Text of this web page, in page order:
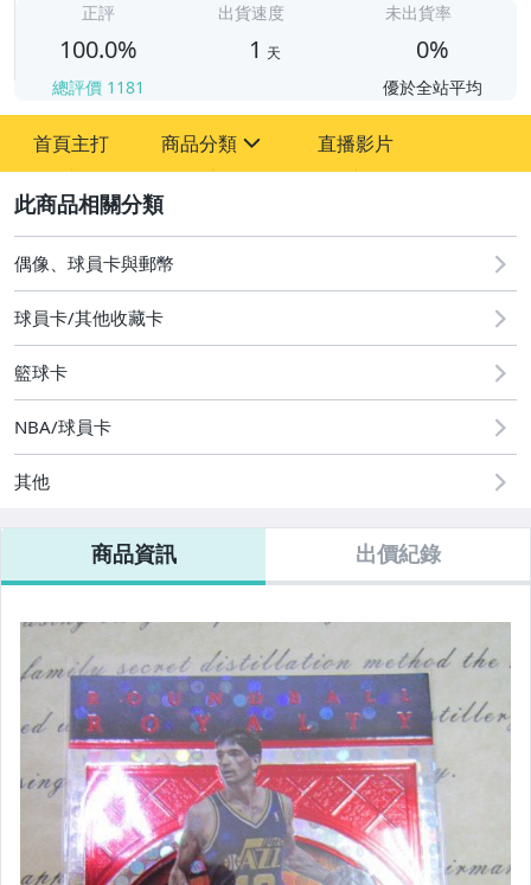
正評
100.0%
總評價 1181
出貨速度
1 天
未出貨率
0%
優於全站平均
首頁主打 商品分類
偶像、球員卡與郵幣
直播影片
偶像、球員卡與郵幣
球員卡/其他收藏卡
籃球卡
NBA/球員卡
其他
商品資訊 出價紀錄